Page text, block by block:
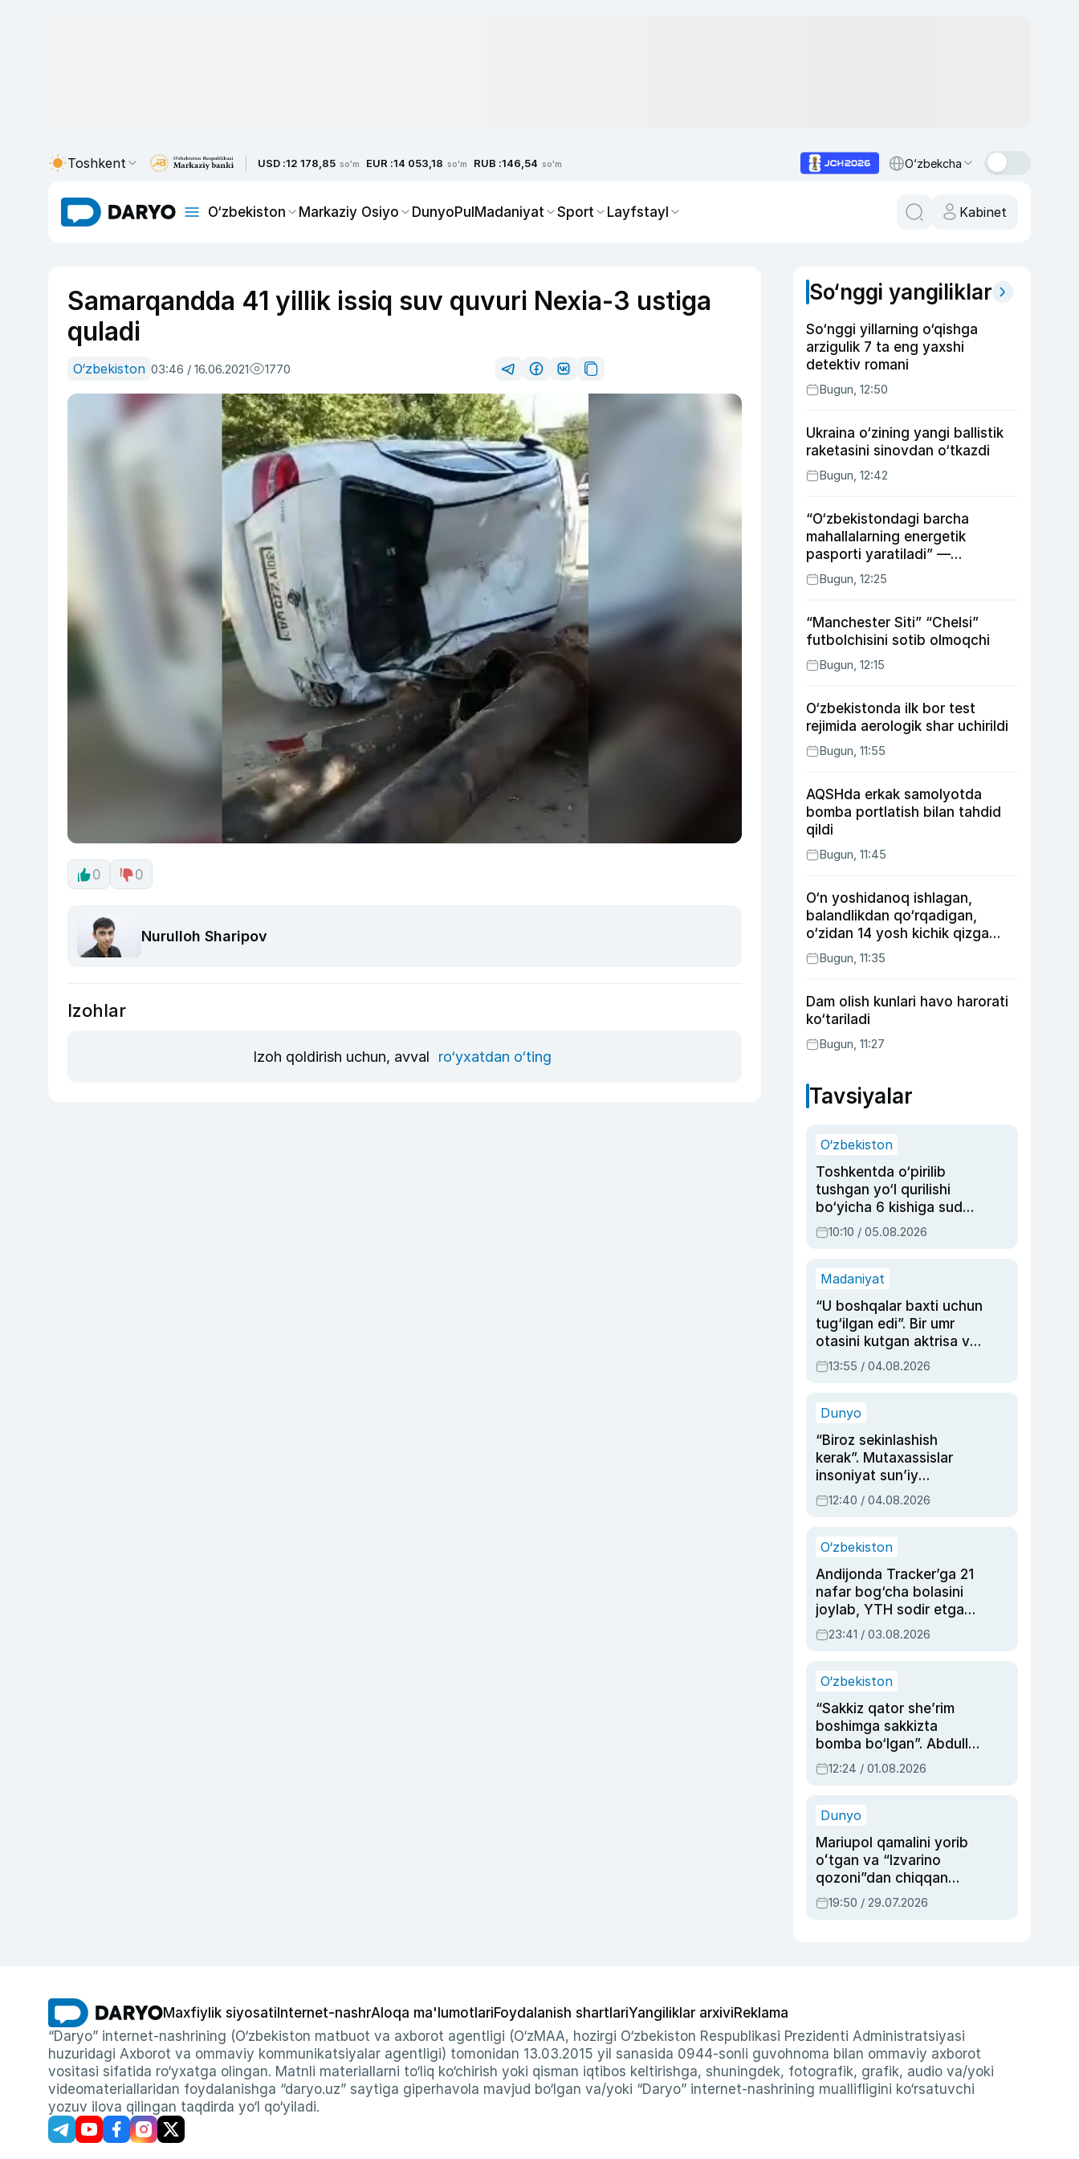
Toshkent USD :12 178,85 so'm EUR :14 053,18 so'm RUB :146,54 so'm O‘zbekcha
O‘zbekiston Markaziy Osiyo DunyoPulMadaniyat Sport Layfstayl Kabinet
Samarqandda 41 yillik issiq suv quvuri Nexia-3 ustiga
quladi
O‘zbekiston 03:46 / 16.06.2021 1770
0 0
Nurulloh Sharipov
Izohlar
Izoh qoldirish uchun, avval ro‘yxatdan o‘ting
So‘nggi yangiliklar
So‘nggi yillarning o‘qishga
arzigulik 7 ta eng yaxshi
detektiv romani
Bugun, 12:50
Ukraina o‘zining yangi ballistik
raketasini sinovdan o‘tkazdi
Bugun, 12:42
“O‘zbekistondagi barcha
mahallalarning energetik
pasporti yaratiladi” —
energetika vaziri
Bugun, 12:25
“Manchester Siti” “Chelsi”
futbolchisini sotib olmoqchi
Bugun, 12:15
O‘zbekistonda ilk bor test
rejimida aerologik shar uchirildi
Bugun, 11:55
AQSHda erkak samolyotda
bomba portlatish bilan tahdid
qildi
Bugun, 11:45
O‘n yoshidanoq ishlagan,
balandlikdan qo‘rqadigan,
o‘zidan 14 yosh kichik qizga
uylangan Yorqinxo‘ja Umarov
34 yoshda
Bugun, 11:35
Dam olish kunlari havo harorati
ko‘tariladi
Bugun, 11:27
Tavsiyalar
O‘zbekiston
Toshkentda o‘pirilib
tushgan yo‘l qurilishi
bo‘yicha 6 kishiga sud
hukmi o‘qildi
10:10 / 05.08.2026
Madaniyat
“U boshqalar baxti uchun
tug‘ilgan edi”. Bir umr
otasini kutgan aktrisa va
dublyaj ustasi Rimma
Ahmedovaning
13:55 / 04.08.2026
Dunyo
“Biroz sekinlashish
kerak”. Mutaxassislar
insoniyat sun’iy
intellektni boshqara
olmay qolishidan xavotir
12:40 / 04.08.2026
O‘zbekiston
Andijonda Tracker’ga 21
nafar bog‘cha bolasini
joylab, YTH sodir etgan
ayolga sud hukmi o‘qildi
23:41 / 03.08.2026
O‘zbekiston
“Sakkiz qator she’rim
boshimga sakkizta
bomba bo‘lgan”. Abdulla
Oripovni siyosiy
ayblovlardan asrab
12:24 / 01.08.2026
Dunyo
Mariupol qamalini yorib
oʻtgan va “Izvarino
qozoni”dan chiqqan
qahramon — Ukraina
armiyasi bosh
19:50 / 29.07.2026
Maxfiylik siyosati Internet-nashrAloqa ma'lumotlariFoydalanish shartlariYangiliklar arxiviReklama
“Daryo” internet-nashrining (O‘zbekiston matbuot va axborot agentligi (O‘zMAA, hozirgi O‘zbekiston Respublikasi Prezidenti Administratsiyasi
huzuridagi Axborot va ommaviy kommunikatsiyalar agentligi) tomonidan 13.03.2015 yil sanasida 0944-sonli guvohnoma bilan ommaviy axborot
vositasi sifatida ro‘yxatga olingan. Matnli materiallarni to‘liq ko‘chirish yoki qisman iqtibos keltirishga, shuningdek, fotografik, grafik, audio va/yoki
videomateriallaridan foydalanishga “daryo.uz” saytiga giperhavola mavjud bo‘lgan va/yoki “Daryo” internet-nashrining muallifligini ko‘rsatuvchi
yozuv ilova qilingan taqdirda yo‘l qo‘yiladi.